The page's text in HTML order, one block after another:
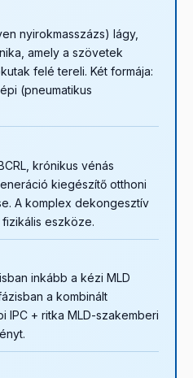
nyirokmasszázs) lágy,
amely a szövetek
felé tereli. Két formája:
(pneumatikus
krónikus vénás
kiegészítő otthoni
A komplex dekongesztív
eszköze.
inkább a kézi MLD
a kombinált
IPC + ritka MLD-szakemberi